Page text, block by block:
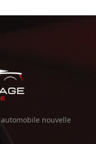
nouvelle